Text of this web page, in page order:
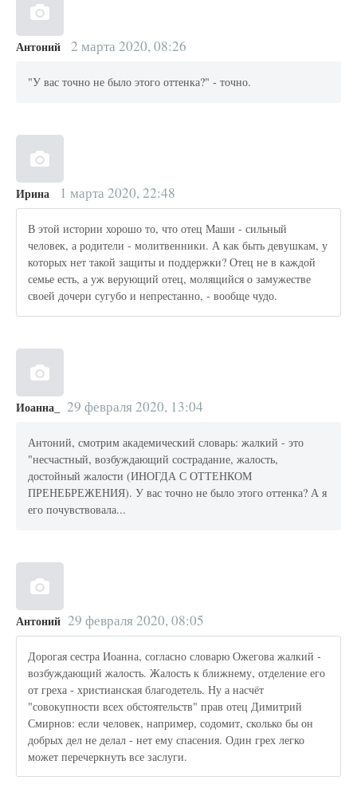
Антоний 2 марта 2020, 08:26
"У вас точно не было этого оттенка?" - точно.
Ирина 1 марта 2020, 22:48
В этой истории хорошо то, что отец Маши - сильный
человек, а родители - молитвенники. А как быть девушкам, у
которых нет такой защиты и поддержки? Отец не в каждой
семье есть, а уж верующий отец, молящийся о замужестве
своей дочери сугубо и непрестанно, - вообще чудо.
Иоанна_ 29 февраля 2020, 13:04
Антоний, смотрим академический словарь: жалкий - это
"несчастный, возбуждающий сострадание, жалость,
достойный жалости (ИНОГДА С ОТТЕНКОМ
ПРЕНЕБРЕЖЕНИЯ). У вас точно не было этого оттенка? А я
его почувствовала...
Антоний 29 февраля 2020, 08:05
Дорогая сестра Иоанна, согласно словарю Ожегова жалкий -
возбуждающий жалость. Жалость к ближнему, отделение его
от греха - христианская благодетель. Ну а насчёт
"совокупности всех обстоятельств" прав отец Димитрий
Смирнов: если человек, например, содомит, сколько бы он
добрых дел не делал - нет ему спасения. Один грех легко
может перечеркнуть все заслуги.